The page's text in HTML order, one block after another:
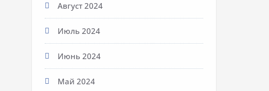
Август 2024
Июль 2024
Июнь 2024
Май 2024